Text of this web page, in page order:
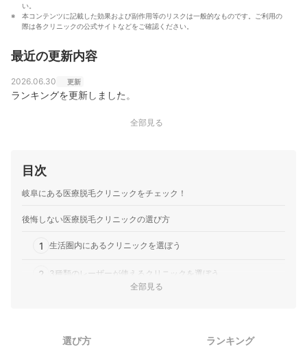
い。
本コンテンツに記載した効果および副作用等のリスクは一般的なものです。ご利用の
際は各クリニックの公式サイトなどをご確認ください。
最近の更新内容
2026.06.30 更新
ランキングを更新しました。
全部見る
目次
岐阜にある医療脱毛クリニックをチェック！
後悔しない医療脱毛クリニックの選び方
1 生活圏内にあるクリニックを選ぼう
2 3種類のレーザーが使えるクリニックを選ぼう
全部見る
選び方 ランキング